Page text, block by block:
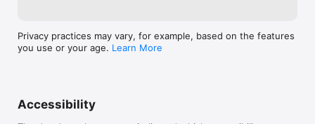
Privacy practices may vary, for example, based on the features
you use or your age. Learn More
Accessibility